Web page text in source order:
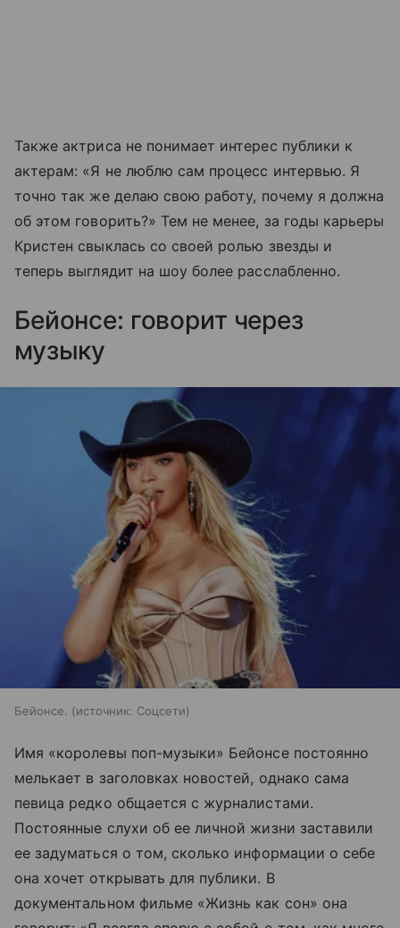
Также актриса не понимает интерес публики к
актерам: «Я не люблю сам процесс интервью. Я
точно так же делаю свою работу, почему я должна
об этом говорить?» Тем не менее, за годы карьеры
Кристен свыклась со своей ролью звезды и
теперь выглядит на шоу более расслабленно.
Бейонсе: говорит через
музыку
Бейонсе. источник: Соцсети
Имя «королевы поп-музыки» Бейонсе постоянно
мелькает в заголовках новостей, однако сама
певица редко общается с журналистами.
Постоянные слухи об ее личной жизни заставили
ее задуматься о том, сколько информации о себе
она хочет открывать для публики. В
документальном фильме «Жизнь как сон» она